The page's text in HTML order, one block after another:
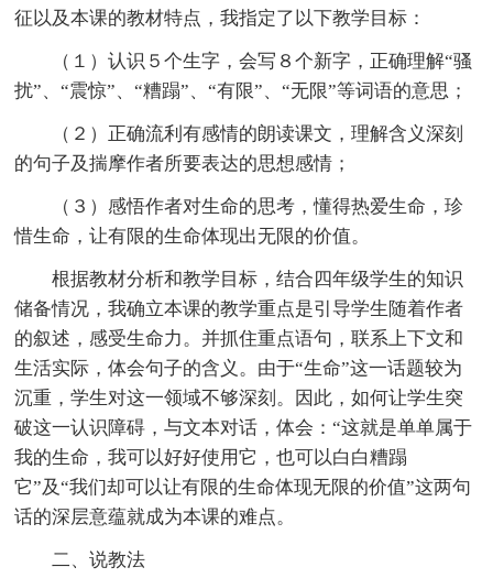
征以及本课的教材特点，我指定了以下教学目标：
（１）认识５个生字，会写８个新字，正确理解“骚
扰”、“震惊”、“糟蹋”、“有限”、“无限”等词语的意思；
（２）正确流利有感情的朗读课文，理解含义深刻
的句子及揣摩作者所要表达的思想感情；
（３）感悟作者对生命的思考，懂得热爱生命，珍
惜生命，让有限的生命体现出无限的价值。
根据教材分析和教学目标，结合四年级学生的知识
储备情况，我确立本课的教学重点是引导学生随着作者
的叙述，感受生命力。并抓住重点语句，联系上下文和
生活实际，体会句子的含义。由于“生命”这一话题较为
沉重，学生对这一领域不够深刻。因此，如何让学生突
破这一认识障碍，与文本对话，体会：“这就是单单属于
我的生命，我可以好好使用它，也可以白白糟蹋
它”及“我们却可以让有限的生命体现无限的价值”这两句
话的深层意蕴就成为本课的难点。
二、说教法